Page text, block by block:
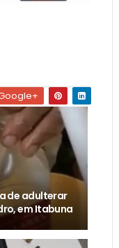
de adulterar
em Itabuna